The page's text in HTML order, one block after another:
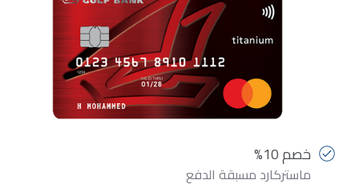
خصم 10%
ماستركارد مسبقة الدفع